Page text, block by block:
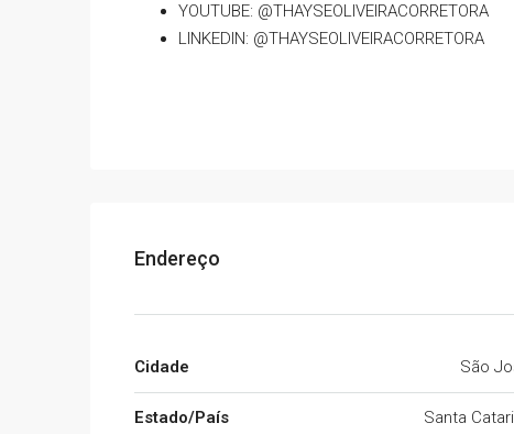
YOUTUBE: @THAYSEOLIVEIRACORRETORA
LINKEDIN: @THAYSEOLIVEIRACORRETORA
Endereço
Cidade São
Estado/País Santa